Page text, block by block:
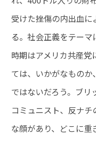
受けた挫傷の内出血に
る。社会正義をテー
時期はアメリカ共産
ては、いかがなもの
ではないだろう。ブリ
コミュニスト、反ナ
な顔があり、どこに重